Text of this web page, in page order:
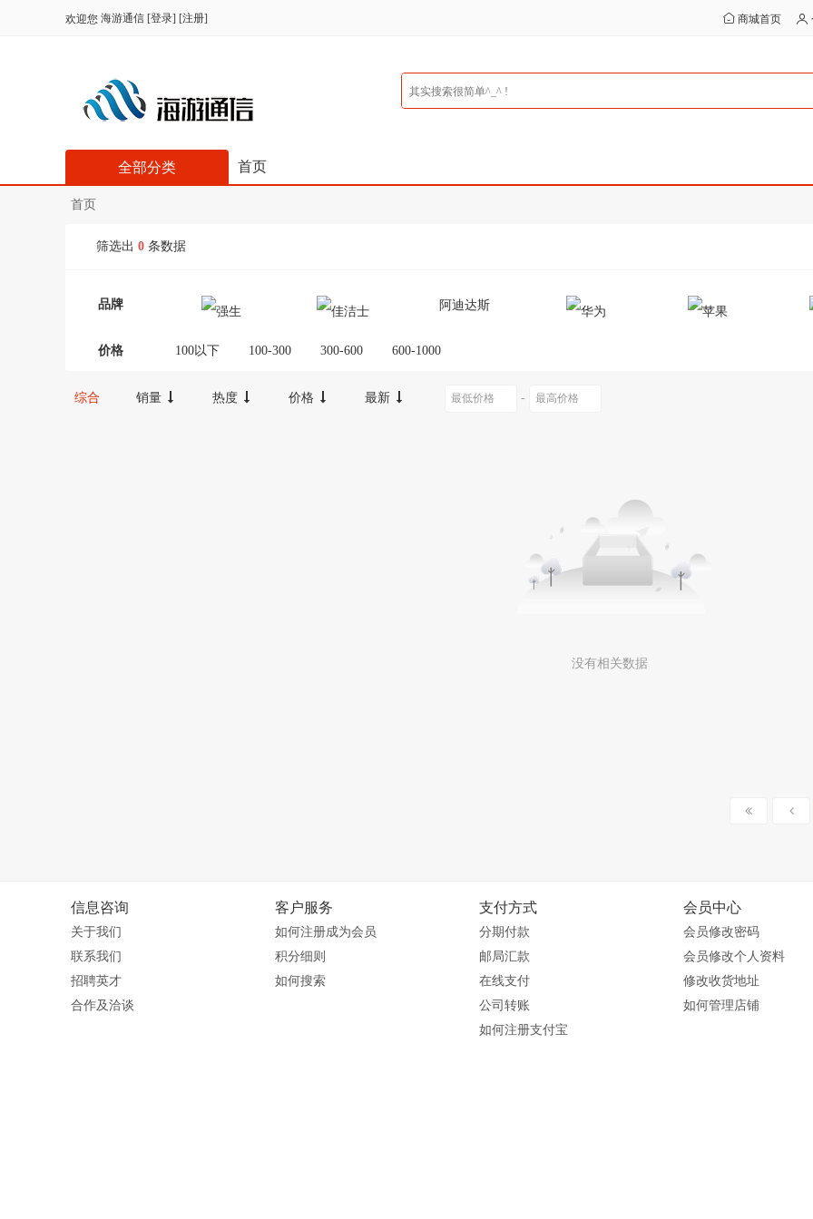
欢迎您 海游通信 [登录] [注册] 商城首页
首页
全部分类
首页
筛选出 0 条数据
品牌 阿迪达斯
价格 100以下 100-300 300-600 600-1000
综合 销量 热度 价格 最新 -
没有相关数据
信息咨询
关于我们
联系我们
招聘英才
合作及洽谈
客户服务
如何注册成为会员
积分细则
如何搜索
支付方式
分期付款
邮局汇款
在线支付
公司转账
如何注册支付宝
会员中心
会员修改密码
会员修改个人资料
修改收货地址
如何管理店铺